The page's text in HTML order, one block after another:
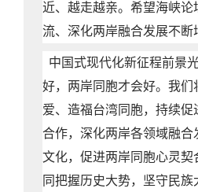
近、越走越亲。希望海峡论
流、深化两岸融合发展不断
中国式现代化新征程前景
好，两岸同胞才会好。我们
爱、造福台湾同胞，持续
合作，深化两岸各领域融合
文化，促进两岸同胞心灵契
同把握历史大势，坚守民